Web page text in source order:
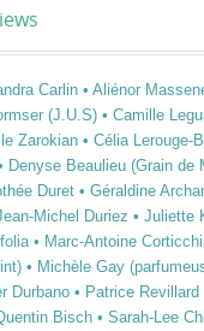
Carlin • Aliénor
(J.U.S) • Camille
Zarokian • Célia Lerouge-
Denyse Beaulieu (Grain de
Duret • Géraldine
Michel Duriez • Juliette
• Marc-Antoine
• Michèle Gay
Durbano • Patrice Revillard
Bisch • Sarah-Lee